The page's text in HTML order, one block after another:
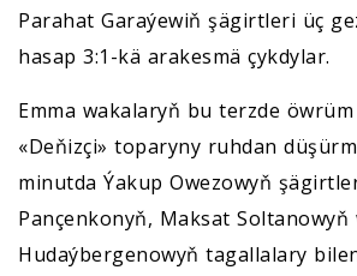
Parahat Garaýewiň şägirtleri üç
hasap 3:1-kä arakesmä çykdylar.
Emma wakalaryň bu terzde
«Deňizçi» toparyny ruhdan
minutda Ýakup Owezowyň
Pançenkonyň, Maksat Soltanowyň
Hudaýbergenowyň tagallalary